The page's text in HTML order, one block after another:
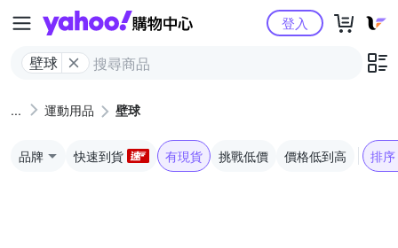
Yahoo購物中心
壁球
登入
運動用品 壁球
品牌 快速到貨 有現貨 挑戰低價 價格低到高 排序